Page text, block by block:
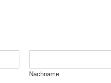
Nachname